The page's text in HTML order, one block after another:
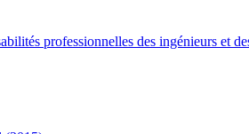
professionnelles des ingénieurs et